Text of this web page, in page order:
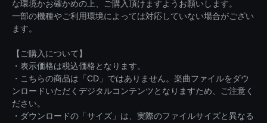
な環境かお確かめの上、ご購入頂けますようお願いします。
一部の機種やご利用環境によっては対応していない場合がござい
ます。
【ご購入について】
・表示価格は税込価格となります。
・こちらの商品は「CD」ではありません。楽曲ファイルをダウ
ンロードいただくデジタルコンテンツとなりますため、ご注意く
ださい。
・ダウンロードの「サイズ」は、実際のファイルサイズと異なる